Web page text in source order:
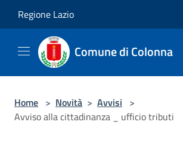
Regione Lazio
Comune di Colonna
Home > Novità > Avvisi >
Avviso alla cittadinanza _ ufficio tributi